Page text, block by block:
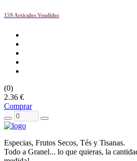
159 Artículos Vendidos
(0)
2.36 €
Comprar
Especias, Frutos Secos, Tés y Tisanas.
Todo a Granel... lo que quieras, la